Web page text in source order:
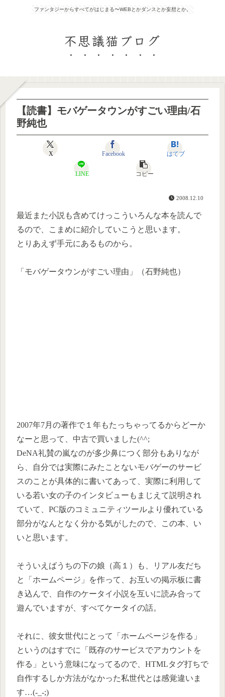
ファンタジーからすべてがはじまる〜WEBとかダンスとか妄想とか。
不思議猫ブログ
【読書】モバゲータウンがすごい理由/石
野純也
X Facebook はてブ
LINE コピー
2008.12.10
最近また小説も含めてけっこういろんな本を読んで
るので、こまめに紹介していこうと思います。
とりあえず手元にあるものから。
「モバゲータウンがすごい理由」（石野純也）
2007年7月の著作で１年もたっちゃってるからどーか
なーと思って、中古で買いました(^^;
DeNA礼賛の嵐なのが多少鼻につく部分もありなが
ら、自分では実際にみたことないモバゲーのサービ
スのことが具体的に書いてあって、実際に利用して
いる若い女の子のインタビューもまじえて説明され
ていて、PC版のコミュニティツールより優れている
部分がなんとなく分かる気がしたので、この本、い
いと思います。
そういえばうちの下の娘（高１）も、リアル友だち
と「ホームページ」を作って、お互いの掲示板に書
き込んで、自作のケータイ小説を互いに読み合って
遊んでいますが、すべてケータイの話。
それに、彼女世代にとって「ホームページを作る」
というのはすでに「既存のサービスでアカウントを
作る」という意味になってるので、HTMLタグ打ちで
自作するしか方法がなかった私世代とは感覚違いま
す…(-_-;)